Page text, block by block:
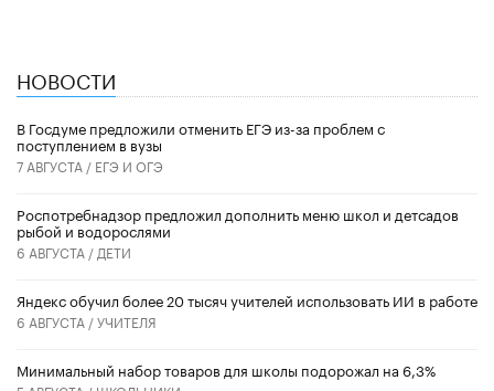
НОВОСТИ
В Госдуме предложили отменить ЕГЭ из-за проблем с
поступлением в вузы
7 АВГУСТА / ЕГЭ И ОГЭ
Роспотребнадзор предложил дополнить меню школ и детсадов
рыбой и водорослями
6 АВГУСТА / ДЕТИ
​Яндекс обучил более 20 тысяч учителей использовать ИИ в работе
6 АВГУСТА /УЧИТЕЛЯ
Минимальный набор товаров для школы подорожал на 6,3%